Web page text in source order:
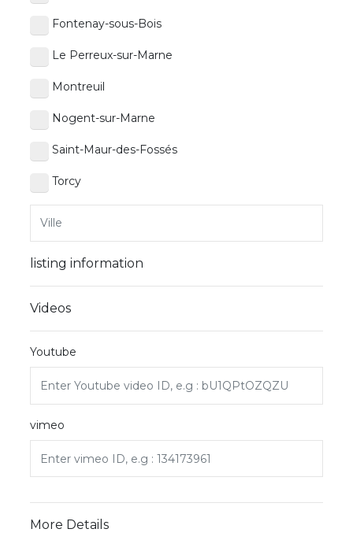
Fontenay-sous-Bois
Le Perreux-sur-Marne
Montreuil
Nogent-sur-Marne
Saint-Maur-des-Fossés
Torcy
listing information
Videos
Youtube
vimeo
More Details